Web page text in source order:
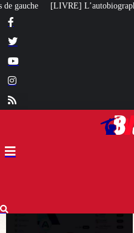
intellectuelle de Michel Maffesoli